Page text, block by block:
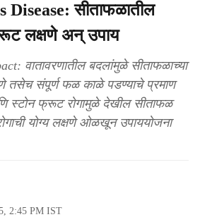
सीताफळातील
लक्षणे अन् उपाय
वातावरणातील बदलांमुळे सीताफळाच्या
तसेच संपूर्ण फळ काळे पडण्याचे प्रमाण
फ्रूट रोगामुळे देखील सीताफळ
योग्य लक्षणे ओळखून उपाययोजना
2:45 PM IST